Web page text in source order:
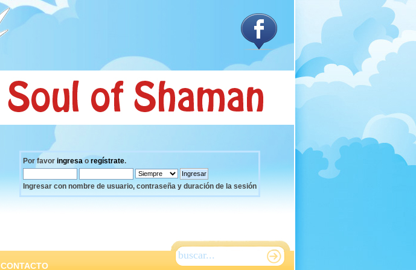
Por favor ingresa o regístrate.
Ingresar con nombre de usuario, contraseña y duración de la sesión
CONTACTO